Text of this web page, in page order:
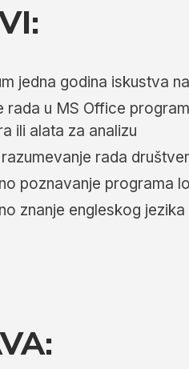
jedna godina iskustva
rada u MS Office
ili alata za analizu
rada
poznavanje programa
znanje engleskog jezika